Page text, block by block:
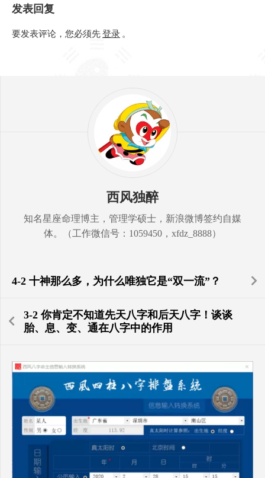
发表回复
要发表评论，您必须先登录 。
西风独醉
知名星座命理博主，管理学硕士，新浪微博签约自媒
体。（工作微信号：1059450，xfdz_8888）
4-2 十神那么多，为什么唯独它是“双一流”？
3-2 你肯定不知道先天八字和后天八字！谈谈
胎、息、变、通在八字中的作用